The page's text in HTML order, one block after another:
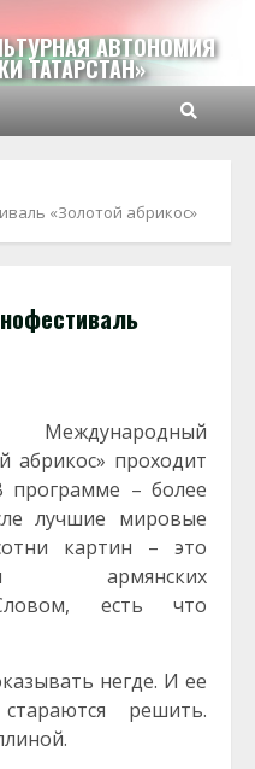
АВТОНОМИЯ
ТАТАРСТАН»
«Золотой абрикос»
абрикос» проходит
– более
лучшие мировые
картин – это
армянских
Словом, есть что
негде. И ее
решить.